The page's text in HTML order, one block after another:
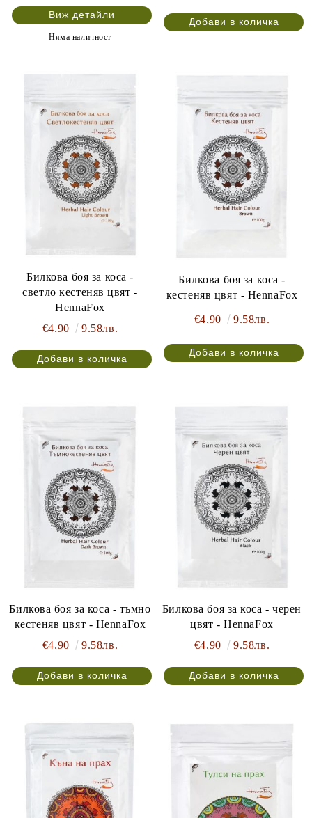
Виж детайли
Няма наличност
Билкова боя за коса -
светло кестеняв цвят -
HennaFox
€4.90
9.58лв.
Билкова боя за коса -
кестеняв цвят - HennaFox
€4.90 9.58лв.
Билкова боя за коса - тъмно
кестеняв цвят - HennaFox
€4.90
9.58лв.
Билкова боя за коса - черен
цвят - HennaFox
€4.90
9.58лв.